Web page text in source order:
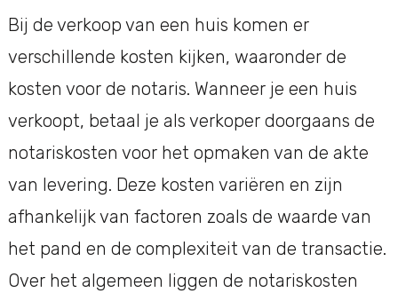
Bij de verkoop van een huis komen er
verschillende kosten kijken, waaronder de
kosten voor de notaris. Wanneer je een huis
verkoopt, betaal je als verkoper doorgaans de
notariskosten voor het opmaken van de akte
van levering. Deze kosten variëren en zijn
afhankelijk van factoren zoals de waarde van
het pand en de complexiteit van de transactie.
Over het algemeen liggen de notariskosten